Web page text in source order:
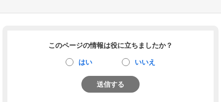
このページの情報は役に立ちましたか？
はい いいえ
送信する